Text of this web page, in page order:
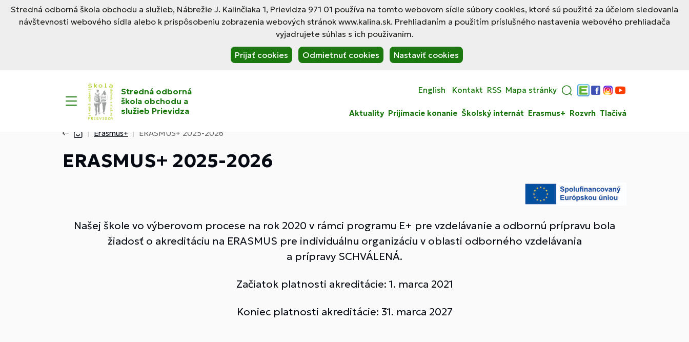
Stredná odborná škola obchodu a služieb, Nábrežie J. Kalinčiaka 1, Prievidza 971 01 používa na tomto webovom sídle súbory cookies, ktoré sú použité za účelom sledovania
návštevnosti webového sídla alebo k prispôsobeniu zobrazenia webových stránok www.kalina.sk. Prehliadaním a použitím príslušného nastavenia webového prehliadača
vyjadrujete súhlas s ich používaním.
Prijať cookies Odmietnuť cookies Nastaviť cookies
Stredná odborná
škola obchodu a
služieb Prievidza
English Kontakt RSS Mapa stránky
Edupage
Facebook
Instagram
YouTube
Aktuality Prijímacie konanie Školský internát Erasmus+ Rozvrh Tlačivá
Erasmus+ ERASMUS+ 2025-2026
ERASMUS+ 2025-2026
Našej škole vo výberovom procese na rok 2020 v rámci programu E+ pre vzdelávanie a odbornú prípravu bola
žiadosť o akreditáciu na ERASMUS pre individuálnu organizáciu v oblasti odborného vzdelávania
a prípravy SCHVÁLENÁ.
Začiatok platnosti akreditácie: 1. marca 2021
Koniec platnosti akreditácie: 31. marca 2027